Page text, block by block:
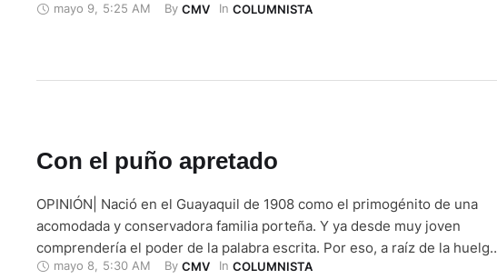
buenos frutos. . Con secretos y sabores de cocina se formo la identidad
mayo 9 5:25 AM By CMV In COLUMNISTA
Con el puño apretado
OPINIÓN| Nació en el Guayaquil de 1908 como el primogénito de una
acomodada y conservadora familia porteña. Y ya desde muy joven
comprendería el poder de la palabra escrita. Por eso, a raíz de la huelga
y la masacre de los trabajadores en el Guayaquil de 1922, formaría un
mayo 8, 5:30 AM By CMV In COLUMNISTA